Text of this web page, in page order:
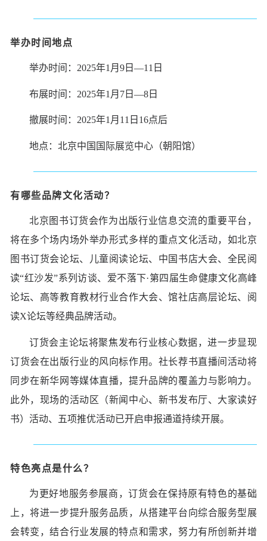
举办时间地点
举办时间：2025年1月9日—11日
布展时间：2025年1月7日—8日
撤展时间：2025年1月11日16点后
地点：北京中国国际展览中心（朝阳馆）
有哪些品牌文化活动？
北京图书订货会作为出版行业信息交流的重要平台，
将在多个场内场外举办形式多样的重点文化活动，如北京
图书订货会论坛、儿童阅读论坛、中国书店大会、全民阅
读“红沙发”系列访谈、爱不落下·第四届生命健康文化高峰
论坛、高等教育教材行业合作大会、馆社店高层论坛、阅
读X论坛等经典品牌活动。
订货会主论坛将聚焦发布行业核心数据，进一步显现
订货会在出版行业的风向标作用。社长荐书直播间活动将
同步在新华网等媒体直播，提升品牌的覆盖力与影响力。
此外，现场的活动区（新闻中心、新书发布厅、大家读好
书）活动、五项推优活动已开启申报通道持续开展。
特色亮点是什么？
为更好地服务参展商，订货会在保持原有特色的基础
上，将进一步提升服务品质，从搭建平台向综合服务型展
会转变，结合行业发展的特点和需求，努力有所创新并增